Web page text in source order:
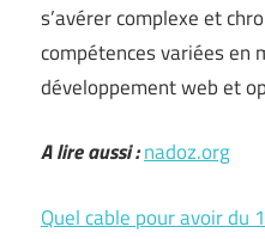
s’avérer complexe et
compétences variées en
développement web et
A lire aussi :nadoz.org
Quel cable pour avoir du